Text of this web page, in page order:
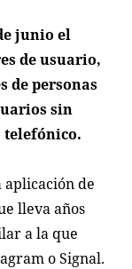
junio el
de usuario,
de personas
sin
telefónico.
aplicación de
lleva años
a la que
o Signal.